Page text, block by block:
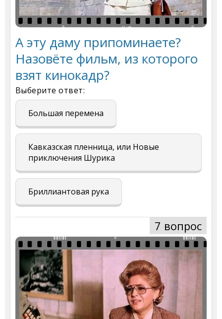
А эту даму припоминаете?
Назовёте фильм, из которого
взят кинокадр?
Выберите ответ:
Большая перемена
Кавказская пленница, или Новые
приключения Шурика
Бриллиантовая рука
7 вопрос